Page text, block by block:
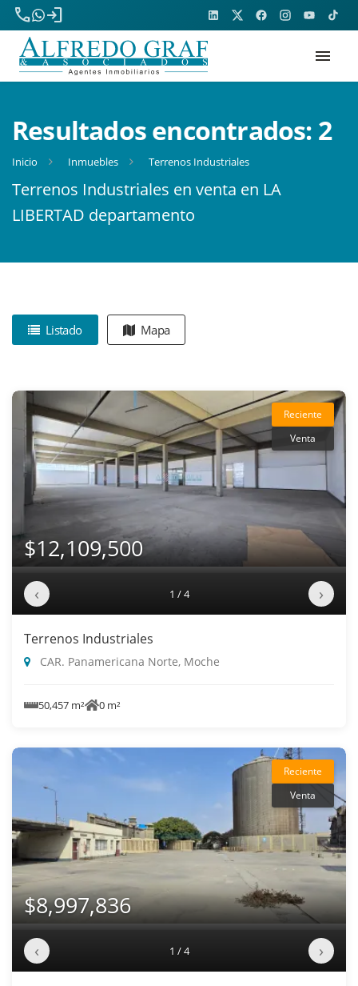
phone
login
menu
Resultados encontrados: 2
Inicio Inmuebles Terrenos Industriales
Terrenos Industriales en venta en LA
LIBERTAD departamento
Listado Mapa
Reciente
Venta
$12,109,500
‹ 1 / 4 ›
Terrenos Industriales
CAR. Panamericana Norte, Moche
50,457 m² 0 m²
Reciente
Venta
$8,997,836
‹ 1 / 4 ›